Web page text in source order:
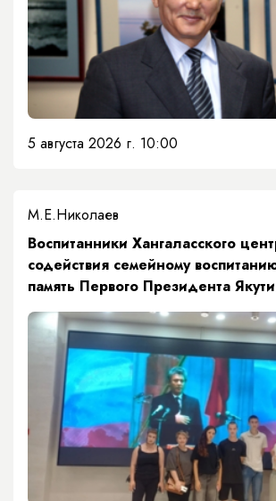
5 августа 2026 г. 10:00
М.Е.Николаев
​Воспитанники Хангаласского
содействия семейному
память Первого Президента